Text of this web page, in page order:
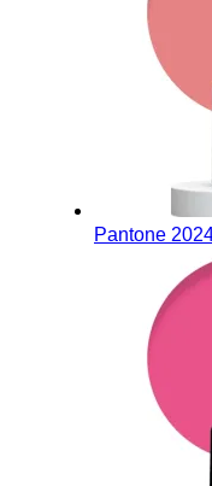
Pantone